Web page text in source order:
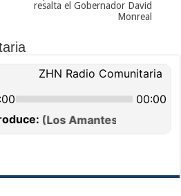
resalta el Gobernador David
Monreal